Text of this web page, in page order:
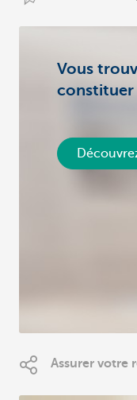
Vous
constituer
Assurer votre